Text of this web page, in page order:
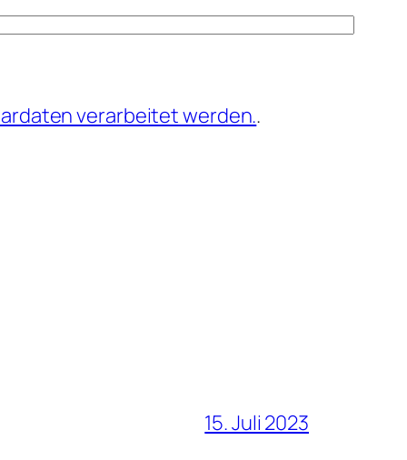
verarbeitet werden..
15. Juli 2023